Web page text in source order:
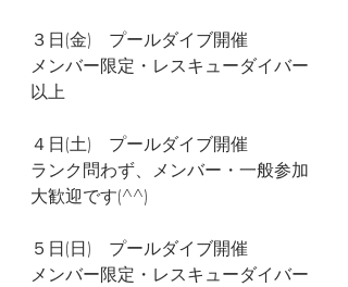
３日(金)　プールダイブ開催
メンバー限定・レスキューダイバー
以上
４日(土)　プールダイブ開催
ランク問わず、メンバー・一般参加
大歓迎です(^^)
５日(日)　プールダイブ開催
メンバー限定・レスキューダイバー